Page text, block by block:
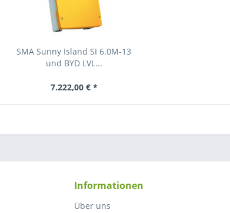
SMA Sunny Island SI 6.0M-13
und BYD LVL...
7.222,00 € *
Informationen
Über uns